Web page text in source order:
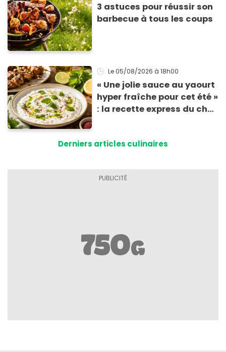
3 astuces pour réussir son
barbecue à tous les coups
Le 05/08/2026 à 18h00
« Une jolie sauce au yaourt
hyper fraîche pour cet été »
: la recette express du chef
grillades
Derniers articles culinaires